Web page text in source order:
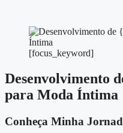
[focus_keyword]
Desenvolvimento
para Moda Íntima
Conheça Minha